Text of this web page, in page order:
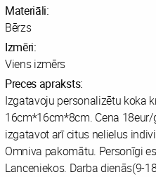
Materiāli:
Bērzs
Izmēri:
Viens izmērs
Preces apraksts:
Izgatavoju personalizētu koka
16cm*16cm*8cm. Cena
izgatavot arī citus nelielus
Omniva pakomātu. Personīgi
Lanceniekos. Darba dienās(9-